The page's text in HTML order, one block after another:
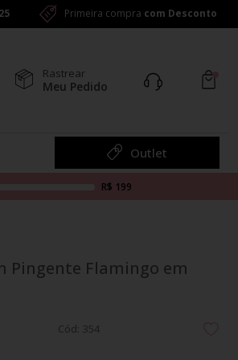
Primeira compra com Desconto
Rastrear
Meu Pedido
Outlet
R$ 199
Pingente Flamingo em
Cód: 354